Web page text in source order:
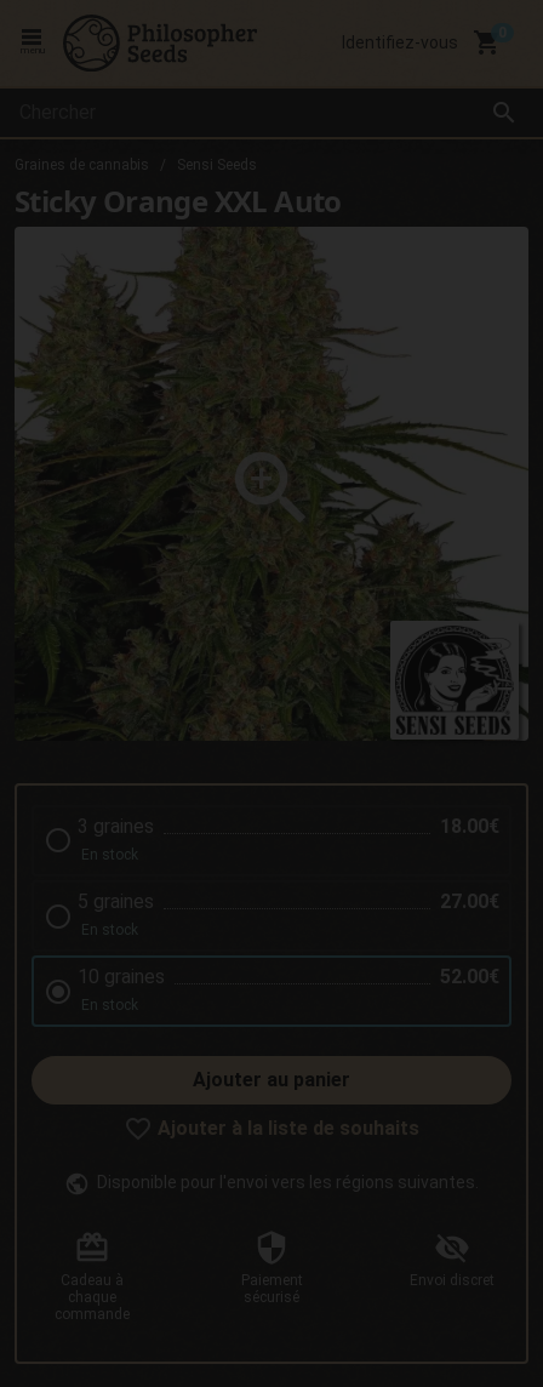
search
Identifiez-vous local_grocery_store
Graines de cannabis Sensi Seeds
Sticky Orange XXL Auto
3 graines 18.00€
En stock
5 graines 27.00€
En stock
10 graines 52.00€
En stock
Ajouter au panier
Ajouter à la liste de souhaits
Disponible pour l'envoi vers les régions suivantes.
Cadeau à
chaque
commande
Paiement
sécurisé
Envoi discret